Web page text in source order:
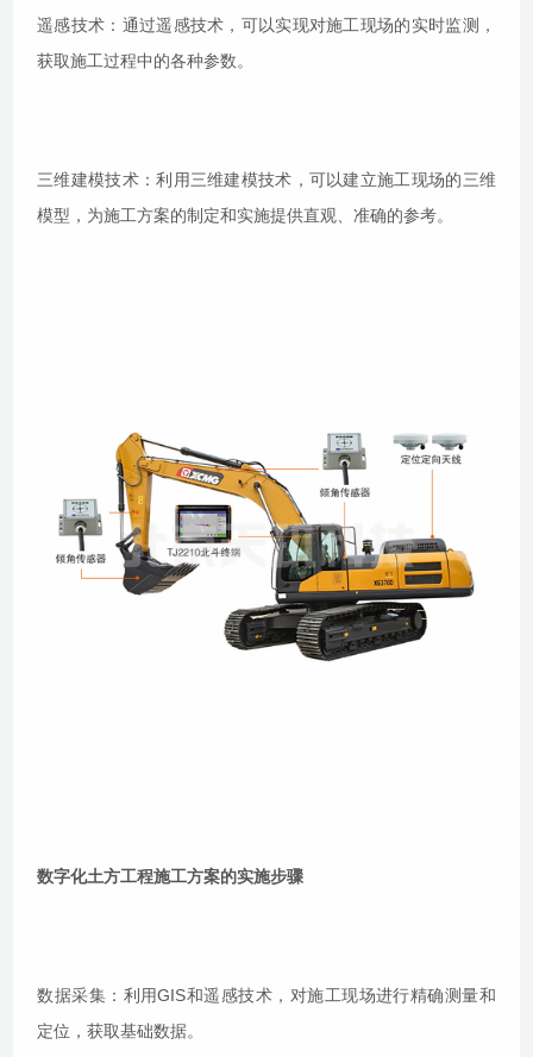
遥感技术：通过遥感技术，可以实现对施工现场的实时监测，
获取施工过程中的各种参数。
三维建模技术：利用三维建模技术，可以建立施工现场的三维
模型，为施工方案的制定和实施提供直观、准确的参考。
数字化土方工程施工方案的实施步骤
数据采集：利用GIS和遥感技术，对施工现场进行精确测量和
定位，获取基础数据。